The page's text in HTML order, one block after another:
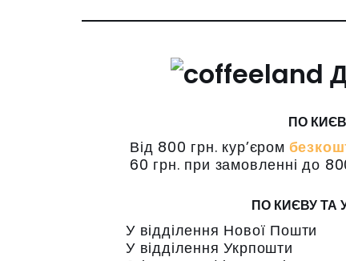
ПО
Від 800 грн. кур’єром
60 грн. при замовленні до
ПО КИЄВУ ТА
У відділення Нової Пошти
У відділення Укрпошти